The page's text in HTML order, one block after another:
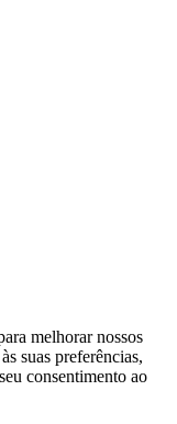
melhorar nossos
suas preferências,
consentimento ao